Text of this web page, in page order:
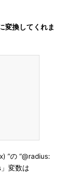
変換してくれま
”の “@radius:
変数は